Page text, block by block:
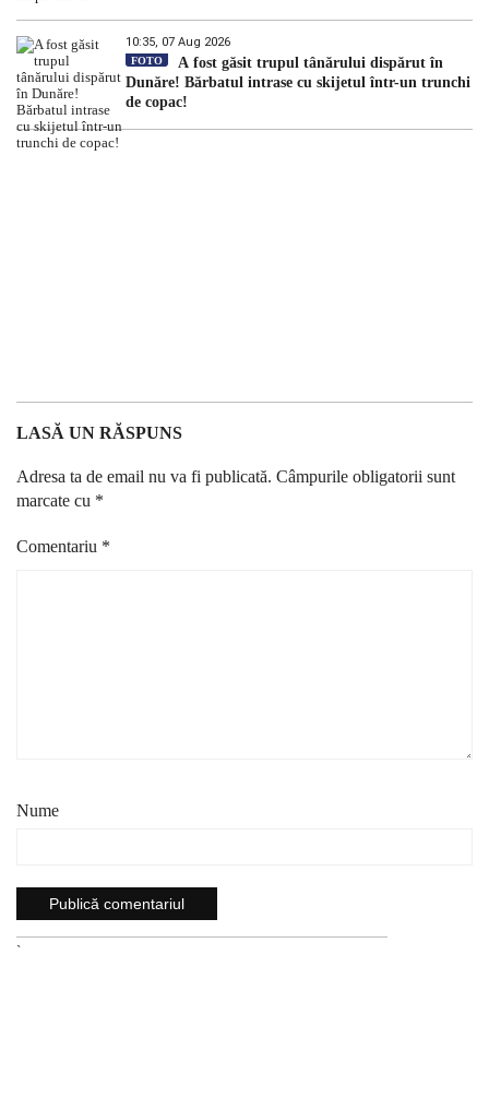
10:35, 07 Aug 2026
FOTO
A fost găsit trupul tânărului dispărut în
Dunăre! Bărbatul intrase cu skijetul într-un trunchi
de copac!
LASĂ UN RĂSPUNS
Adresa ta de email nu va fi publicată. Câmpurile obligatorii sunt
marcate cu *
Comentariu *
Nume
`